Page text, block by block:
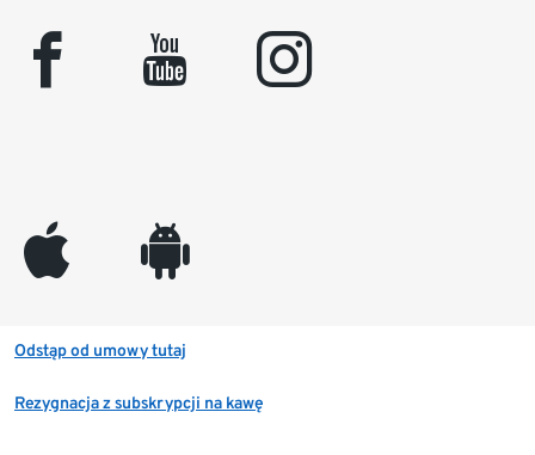
facebook youtube instagram
appleinc android
Odstąp od umowy tutaj
Rezygnacja z subskrypcji na kawę